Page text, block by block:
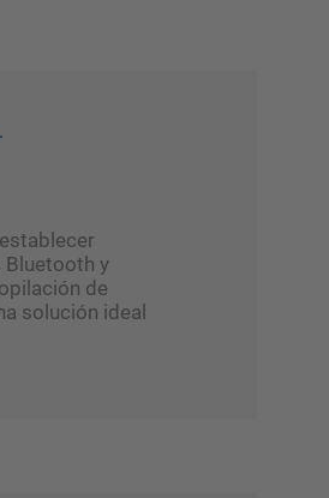
Bluetooth y
de
solución ideal